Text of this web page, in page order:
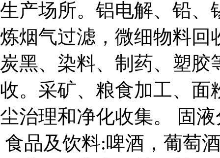
生产场所。铝电解、铅、
炼烟气过滤，微细物料回
炭黑、染料、制药、塑
收。采矿、粮食加工、面
尘治理和净化收集。 固
食品及饮料:啤酒，葡萄